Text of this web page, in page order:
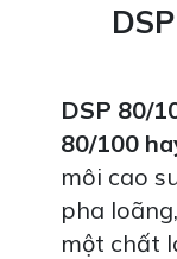
DSP 80/
80/100
môi cao
pha
một chất